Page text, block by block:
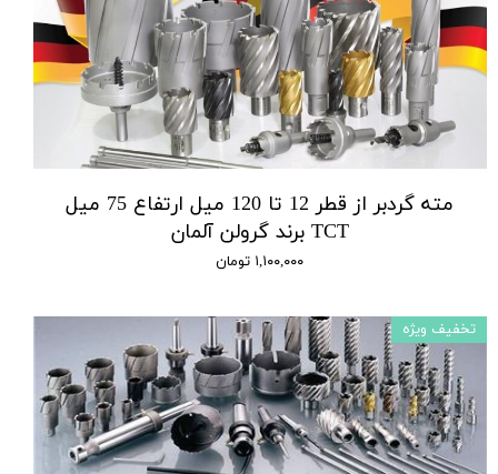
مته گردبر از قطر 12 تا 120 میل ارتفاع 75 میل
TCT برند گرولن آلمان
۱,۱۰۰,۰۰۰ تومان
تخفیف ویژه